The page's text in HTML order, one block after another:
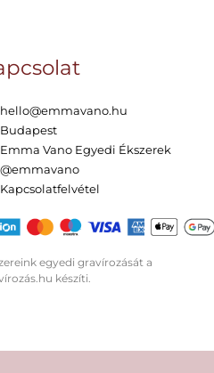
hello@emmavano.hu
Budapest
Emma Vano Egyedi Ékszerek
@emmavano
Kapcsolatfelvétel
egyedi gravírozását a
készíti.